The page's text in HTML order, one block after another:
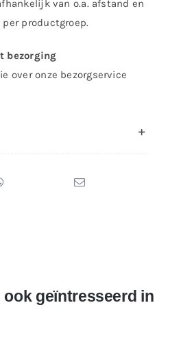
van o.a. afstand en
productgroep.
bezorging
over onze bezorgservice
ook geïntresseerd in